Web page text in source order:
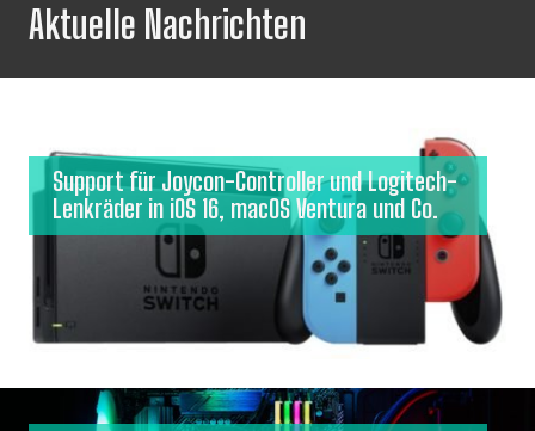
Aktuelle Nachrichten
Support für Joycon-Controller und Logitech-
Lenkräder in iOS 16, macOS Ventura und Co.